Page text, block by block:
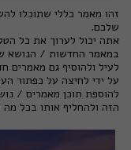
זהו מאמר כללי שתוכלו
שלכם.
אתה יכול לערוך את כל
במאמר החדשות / הנושא
לעיל ולהוסיף גם מאמרים
על ידי לחיצה על כפתור
להוספת תוכן מאמרים /
הזה ולהחליף אותו בכל